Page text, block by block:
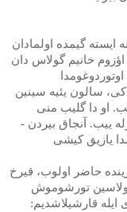
ایسته گیمده اولمادان
اؤزوم خانیم گولاس دان
کی، سالون یئیه سینین
او دا گلیب منی
ییب. آنجاق بیردن -
یازیق کیشی
حاضر اولوب، قیرخ
تورشوموش
ایله قارشیلاشدیم: